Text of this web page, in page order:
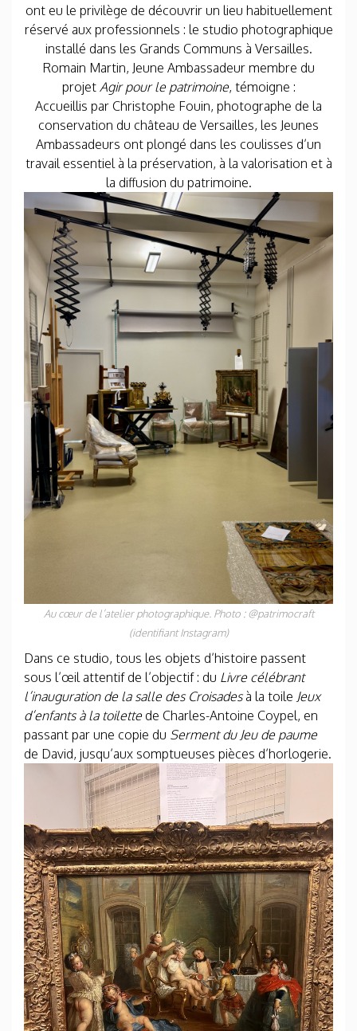
ont eu le privilège de découvrir un lieu habituellement
réservé aux professionnels : le studio photographique
installé dans les Grands Communs à Versailles.
Romain Martin, Jeune Ambassadeur membre du
projet Agir pour le patrimoine, témoigne :
Accueillis par Christophe Fouin, photographe de la
conservation du château de Versailles, les Jeunes
Ambassadeurs ont plongé dans les coulisses d’un
travail essentiel à la préservation, à la valorisation et à
la diffusion du patrimoine.
Au cœur de l’atelier photographique. Photo : @patrimocraft
(identifiant Instagram)
Dans ce studio, tous les objets d’histoire passent
sous l’œil attentif de l’objectif : du Livre célébrant
l’inauguration de la salle des Croisadesà la toile Jeux
d’enfants à la toilette de Charles-Antoine Coypel, en
passant par une copie du Serment du Jeu de paume
de David, jusqu’aux somptueuses pièces d’horlogerie.